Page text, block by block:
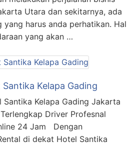
Utara dan sekitarnya, ada
yang harus anda perhatikan. Hal
yang akan …
Kelapa Gading
Kelapa Gading Jakarta
Driver Profesnal
24 Jam Dengan
di dekat Hotel Santika